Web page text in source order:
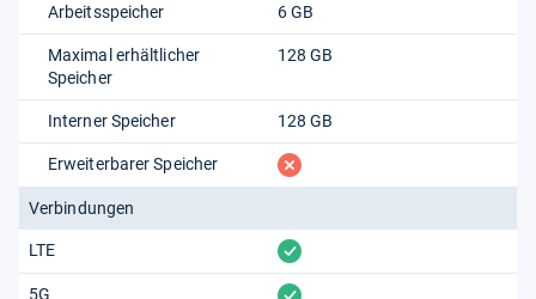
Arbeitsspeicher 6 GB
Maximal erhältlicher
Speicher
128 GB
Interner Speicher 128 GB
Erweiterbarer Speicher fehlt
Verbindungen
LTE vorhanden
5G